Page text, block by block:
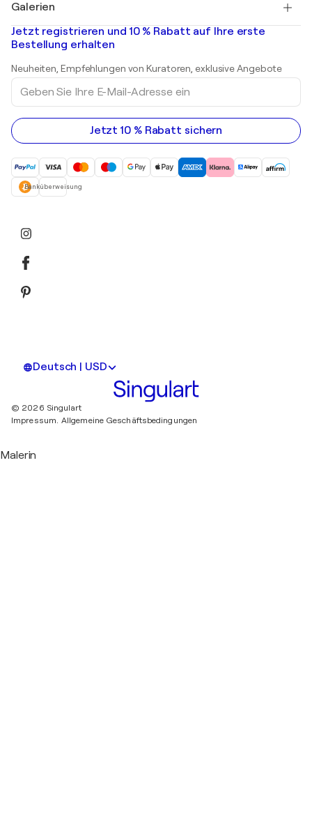
Banksy
Mr. Brainwash
Shepard Fairey
Abstrakte Gemälde zu verkaufen
Landschaftsgemälde
Drucke
Acrylgemälde
Galerien
Kunstgalerien in Deutschland
Kunstgalerien in Schweiz
Jetzt registrieren und 10 % Rabatt auf Ihre erste
Bestellung erhalten
Neuheiten, Empfehlungen von Kuratoren, exklusive Angebote
Geben
Sie
Ihre
E-
Mail-
Adresse
Jetzt 10 % Rabatt sichern
Banküberweisung
Deutsch | USD
© 2026 Singulart
Impressum. Allgemeine Geschäftsbedingungen
Malerin